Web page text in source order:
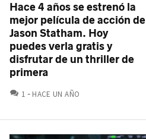
Hace 4 años se estrenó la
mejor película de acción de
Jason Statham. Hoy
puedes verla gratis y
disfrutar de un thriller de
primera
1 COMENTARIOS
HACE UN AÑO